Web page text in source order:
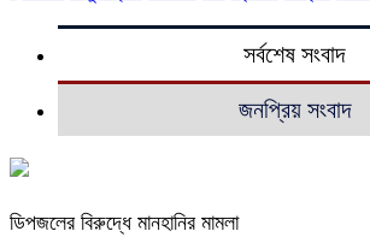
সর্বশেষ সংবাদ
জনপ্রিয় সংবাদ
ডিপজলের বিরুদ্ধে মানহানির মামলা